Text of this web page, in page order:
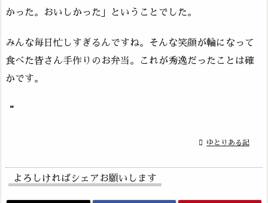
かった。おいしかった」ということでした。
みんな毎日忙しすぎるんですね。そんな笑顔が輪になって
食べた皆さん手作りのお弁当。これが秀逸だったことは確
かです。
“
 ゆとりある記
よろしければシェアお願いします